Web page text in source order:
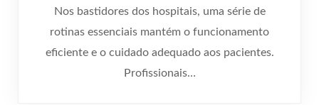
Nos bastidores dos hospitais, uma série de
rotinas essenciais mantém o funcionamento
eficiente e o cuidado adequado aos pacientes.
Profissionais…